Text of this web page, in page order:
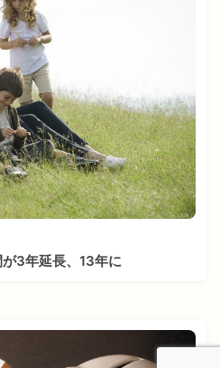
3年延長、13年に